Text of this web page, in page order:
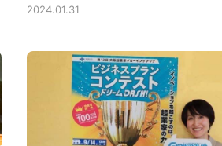
2024.01.31